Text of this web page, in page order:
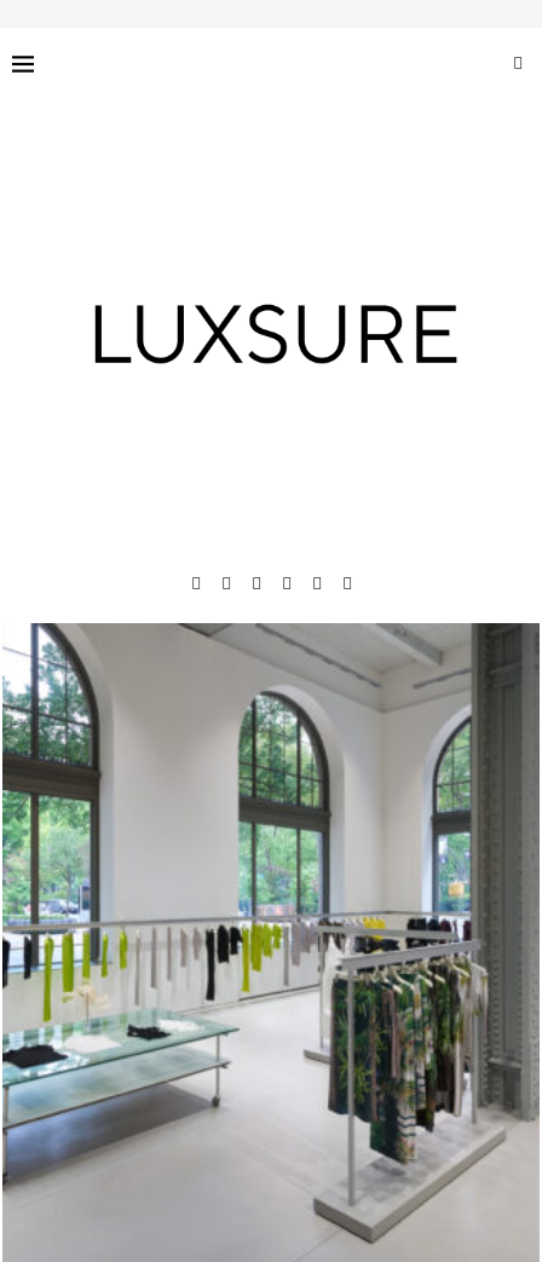
ISSEY MIYAKE AU 45 MADISON AVENUE : LE PLI COMME
PRINCIPE ARCHITECTURAL